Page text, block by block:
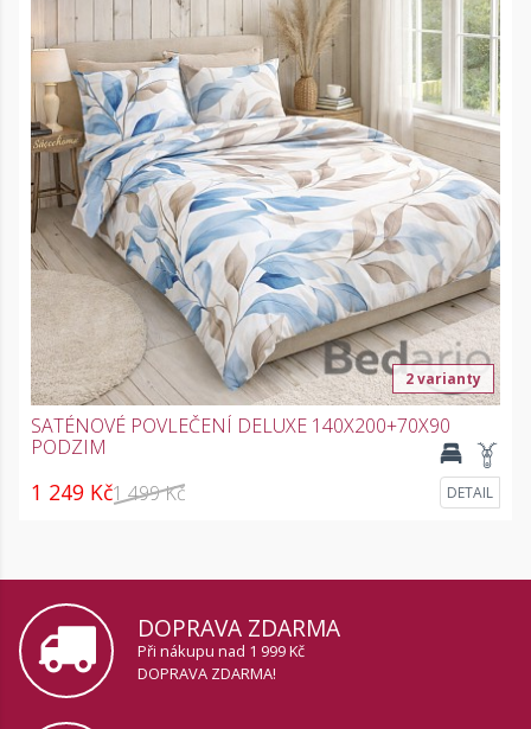
2 varianty
SATÉNOVÉ POVLEČENÍ DELUXE 140X200+70X90
PODZIM
1 249 Kč1 499 Kč DETAIL
DOPRAVA ZDARMA
Při nákupu nad 1 999 Kč
DOPRAVA ZDARMA!